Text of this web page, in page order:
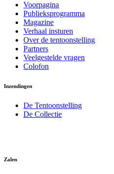
Voorpagina
Publieksprogramma
Magazine
Verhaal insturen
Over de tentoonstelling
Partners
Veelgestelde vragen
Colofon
Inzendingen
De Tentoonstelling
De Collectie
Zalen